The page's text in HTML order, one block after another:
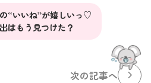
“いいね”が嬉しいっ♡
はもう見つけた？
次の記事へ